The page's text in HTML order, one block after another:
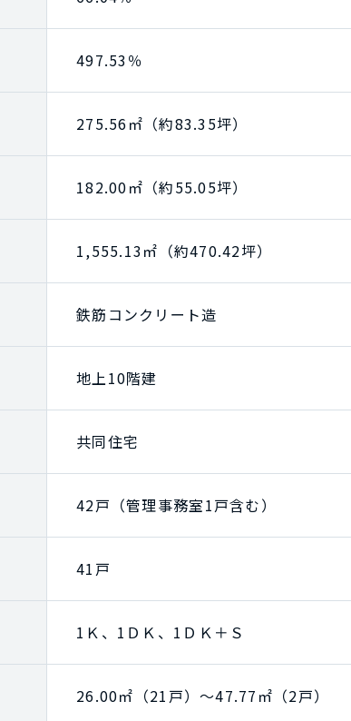
497.53％
275.56㎡（約83.35坪）
182.00㎡（約55.05坪）
1,555.13㎡（約470.42坪）
鉄筋コンクリート造
地上10階建
共同住宅
42戸（管理事務室1戸含む）
41戸
1Ｋ、1ＤＫ、1ＤＫ＋Ｓ
26.00㎡（21戸）～47.77㎡（2戸）